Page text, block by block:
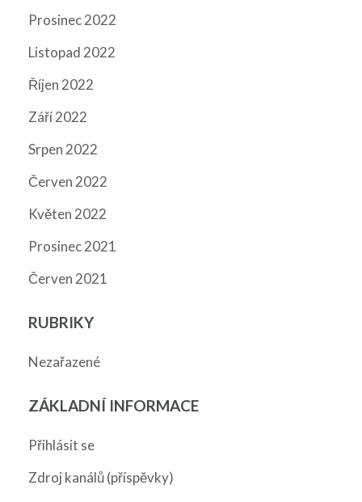
Prosinec 2022
Listopad 2022
Říjen 2022
Září 2022
Srpen 2022
Červen 2022
Květen 2022
Prosinec 2021
Červen 2021
RUBRIKY
Nezařazené
ZÁKLADNÍ INFORMACE
Přihlásit se
Zdroj kanálů (příspěvky)